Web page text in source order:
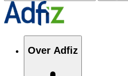
Over Adfiz